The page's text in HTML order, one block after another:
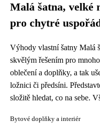
Malá šatna, velké
pro chytré
Výhody vlastní šatny Malá
skvělým řešením pro
oblečení a doplňky, a tak
ložnici či předsíni.
složitě hledat, co na sebe.
Bytové doplňky a interiér